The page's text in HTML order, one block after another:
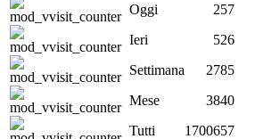
Oggi
257
Ieri
526
Settimana
2785
Mese
3840
Tutti
1700657